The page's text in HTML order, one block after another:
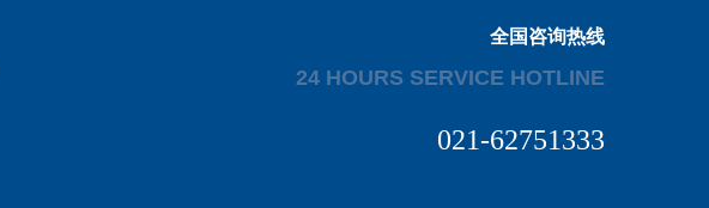
全国咨询热线
24 HOURS SERVICE HOTLINE
021-62751333